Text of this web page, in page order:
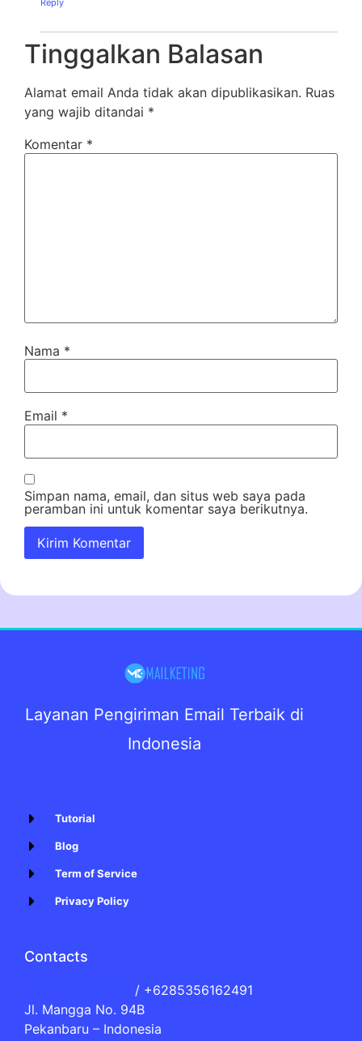
Reply
Tinggalkan Balasan
Alamat email Anda tidak akan dipublikasikan. Ruas
yang wajib ditandai *
Komentar *
Nama *
Email *
Simpan nama, email, dan situs web saya pada
peramban ini untuk komentar saya berikutnya.
Layanan Pengiriman Email Terbaik di
Indonesia
Tutorial
Blog
Term of Service
Privacy Policy
Contacts
/ +6285356162491
Jl. Mangga No. 94B
Pekanbaru – Indonesia